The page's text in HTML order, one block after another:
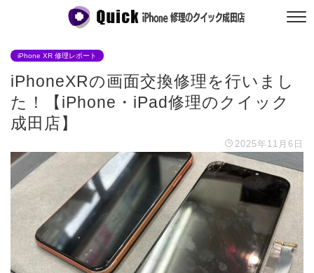
iPhone XR 修理レポート
iPhoneXRの画面交換修理を行いまし
た！【iPhone・iPad修理のクイック
成田店】
2025年11月6日